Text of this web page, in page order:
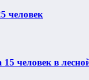
человек
человек в